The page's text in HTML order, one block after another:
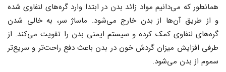
همانطور که می‌دانیم مواد زائد بدن در ابتدا وارد گره‌های لنفاوی شده
و از طریق آن‌ها از بدن خارج می‌شود. ماساژ سر، به خالی شدن
گره‌های لنفاوی کمک کرده و سیستم ایمنی بدن را تقویت می‌کند. از
طرفی افزایش میزان گردش خون در بدن باعث دفع راحت‌تر و سریع‌تر
سموم از بدن می‌شود.